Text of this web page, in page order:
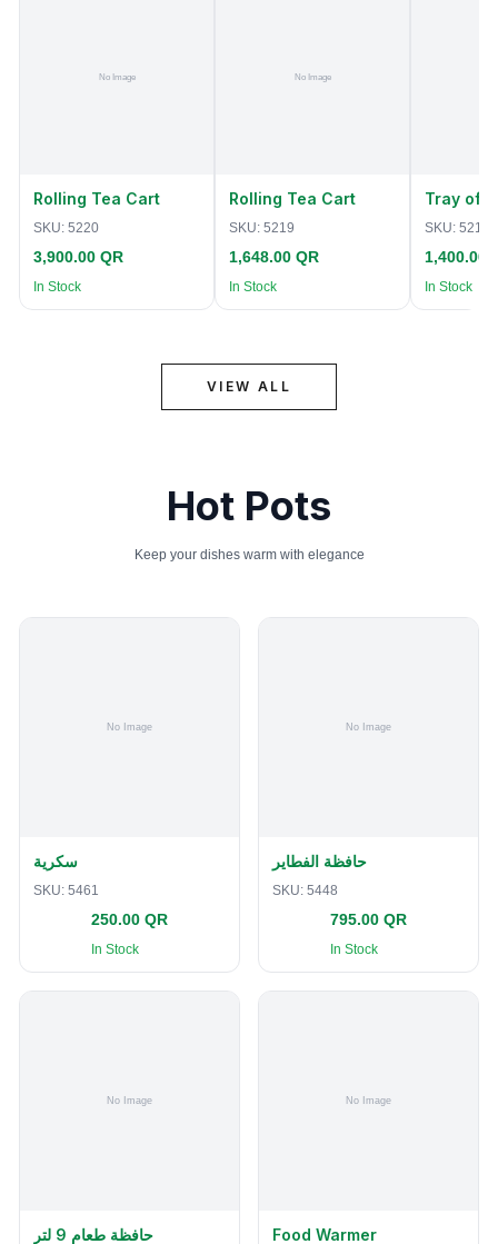
Rolling Tea Cart
SKU: 5220
3,900.00 QR
In Stock
Rolling Tea Cart
SKU: 5219
1,648.00 QR
In Stock
Tray of
SKU: 5218
1,400.00
In Stock
VIEW ALL
Hot Pots
Keep your dishes warm with elegance
سكرية
SKU: 5461
250.00 QR
In Stock
حافظة الفطاير
SKU: 5448
795.00 QR
In Stock
حافظة طعام 9 لتر Food Warmer